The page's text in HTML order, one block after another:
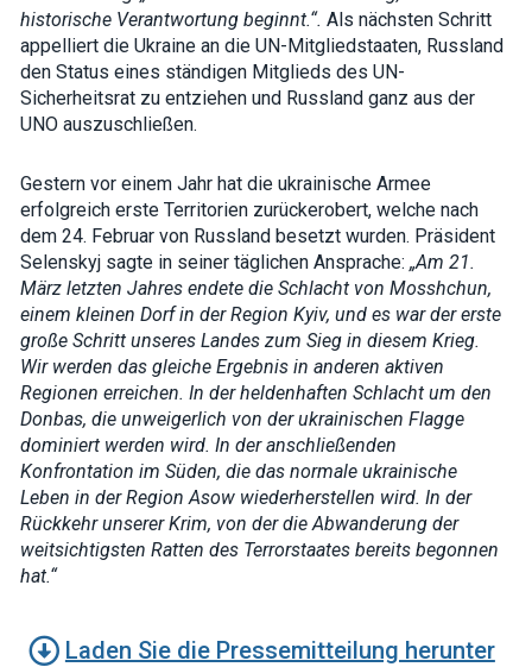
historische Verantwortung beginnt.“. Als nächsten Schritt
appelliert die Ukraine an die UN-Mitgliedstaaten, Russland
den Status eines ständigen Mitglieds des UN-
Sicherheitsrat zu entziehen und Russland ganz aus der
UNO auszuschließen.
Gestern vor einem Jahr hat die ukrainische Armee
erfolgreich erste Territorien zurückerobert, welche nach
dem 24. Februar von Russland besetzt wurden. Präsident
Selenskyj sagte in seiner täglichen Ansprache:„Am 21.
März letzten Jahres endete die Schlacht von Mosshchun,
einem kleinen Dorf in der Region Kyiv, und es war der erste
große Schritt unseres Landes zum Sieg in diesem Krieg.
Wir werden das gleiche Ergebnis in anderen aktiven
Regionen erreichen. In der heldenhaften Schlacht um den
Donbas, die unweigerlich von der ukrainischen Flagge
dominiert werden wird. In der anschließenden
Konfrontation im Süden, die das normale ukrainische
Leben in der Region Asow wiederherstellen wird. In der
Rückkehr unserer Krim, von der die Abwanderung der
weitsichtigsten Ratten des Terrorstaates bereits begonnen
hat.“
Laden Sie die Pressemitteilung herunter